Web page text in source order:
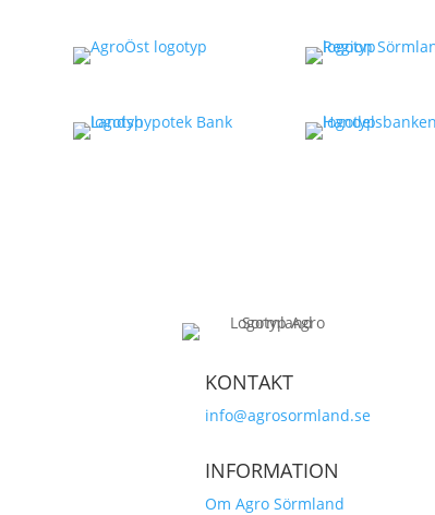
KONTAKT
info@agrosormland.se
INFORMATION
Om Agro Sörmland